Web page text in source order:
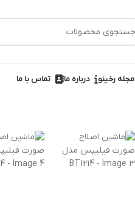
مجله رخینو درباره ما تماس با ما